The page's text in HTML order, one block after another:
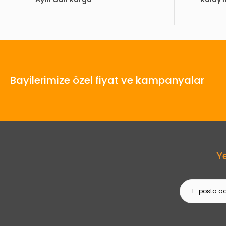
Bayilerimize özel fiyat ve kampanyalar